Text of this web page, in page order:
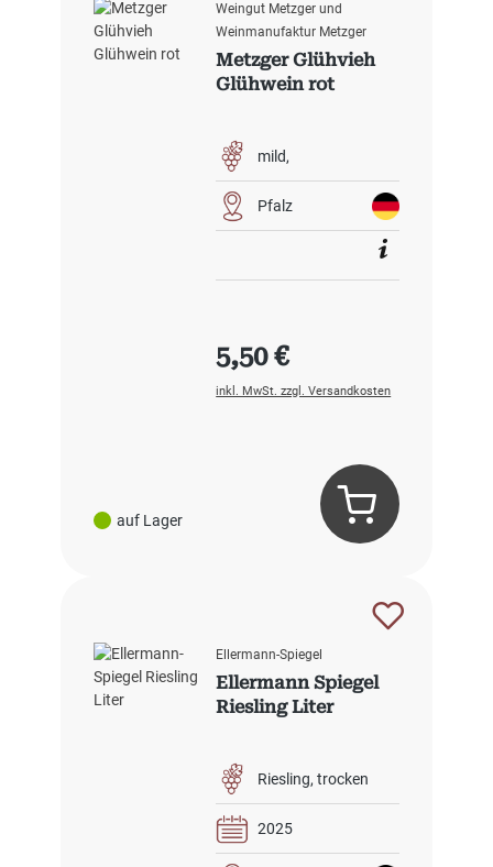
auf Lager
Weingut Metzger und
Weinmanufaktur Metzger
Metzger Glühvieh
Glühwein rot
mild
Pfalz
Regulärer Preis:
5,50 €
inkl. MwSt. zzgl. Versandkosten
Ellermann-Spiegel
Ellermann Spiegel
Riesling Liter
Riesling trocken
2025